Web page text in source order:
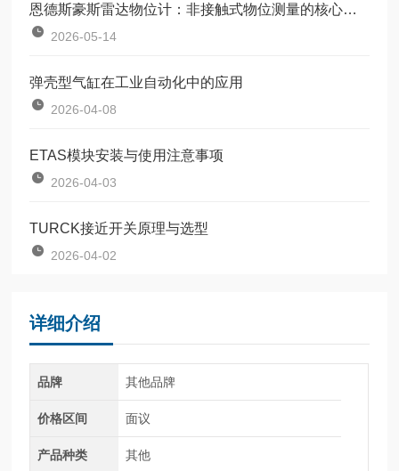
恩德斯豪斯雷达物位计：非接触式物位测量的核心设备
2026-05-14
弹壳型气缸在工业自动化中的应用
2026-04-08
ETAS模块安装与使用注意事项
2026-04-03
TURCK接近开关原理与选型
2026-04-02
详细介绍
品牌 其他品牌
价格区间 面议
产品种类 其他